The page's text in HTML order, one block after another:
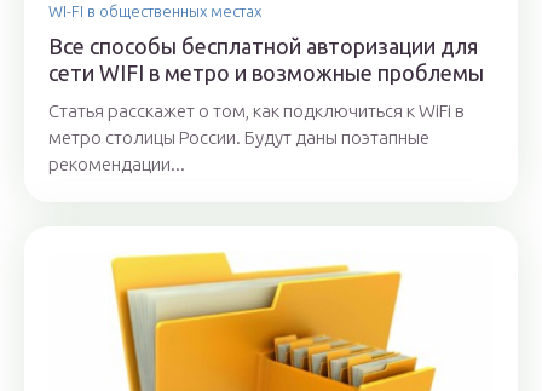
WI-FI в общественных местах
Все способы бесплатной авторизации для
сети WIFI в метро и возможные проблемы
Статья расскажет о том, как подключиться к WiFi в
метро столицы России. Будут даны поэтапные
рекомендации...